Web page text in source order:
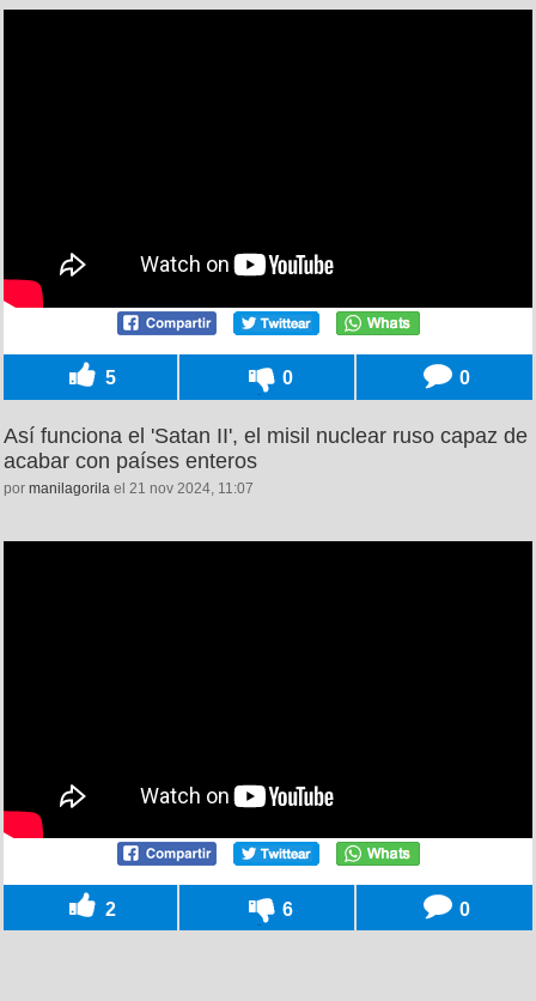
5 0 0
Así funciona el 'Satan II', el misil nuclear ruso capaz de
acabar con países enteros
por manilagorila el 21 nov 2024, 11:07
2 6 0